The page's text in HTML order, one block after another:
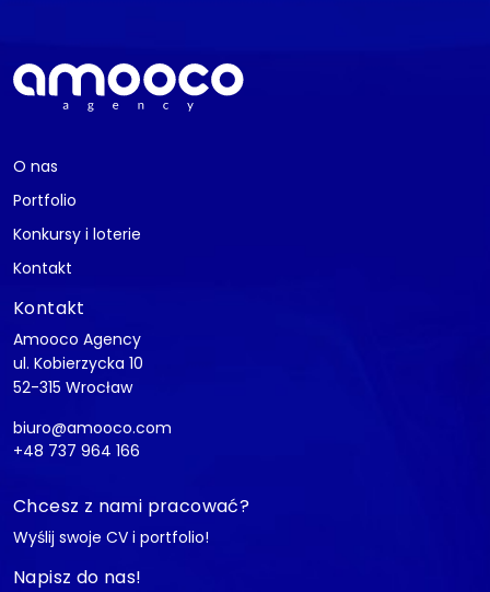
O nas
Portfolio
Konkursy i loterie
Kontakt
Kontakt
Amooco Agency
ul. Kobierzycka 10
52-315 Wrocław
biuro@amooco.com
+48 737 964 166
Chcesz z nami pracować?
Wyślij swoje CV i portfolio!
Napisz do nas!